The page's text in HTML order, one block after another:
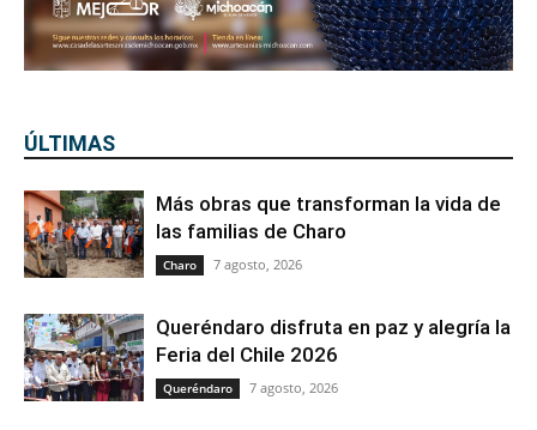
ÚLTIMAS
Más obras que transforman la vida de
las familias de Charo
Charo 7 agosto, 2026
Queréndaro disfruta en paz y alegría la
Feria del Chile 2026
Queréndaro 7 agosto, 2026